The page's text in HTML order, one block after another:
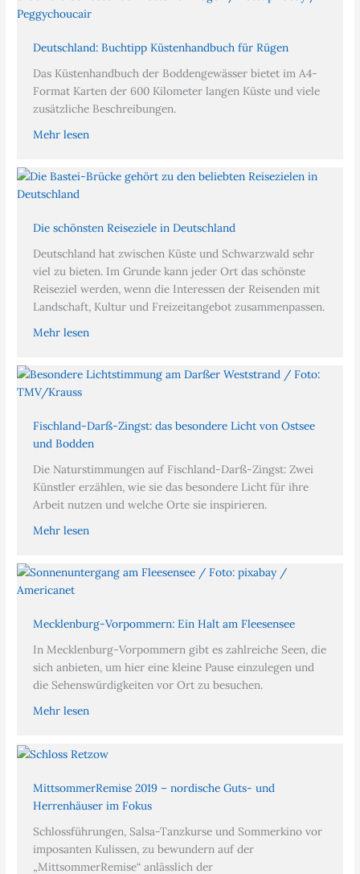
Deutschland: Buchtipp Küstenhandbuch für Rügen
Das Küstenhandbuch der Boddengewässer bietet im A4-
Format Karten der 600 Kilometer langen Küste und viele
zusätzliche Beschreibungen.
Mehr lesen
Die schönsten Reiseziele in Deutschland
Deutschland hat zwischen Küste und Schwarzwald sehr
viel zu bieten. Im Grunde kann jeder Ort das schönste
Reiseziel werden, wenn die Interessen der Reisenden mit
Landschaft, Kultur und Freizeitangebot zusammenpassen.
Mehr lesen
Fischland-Darß-Zingst: das besondere Licht von Ostsee
und Bodden
Die Naturstimmungen auf Fischland-Darß-Zingst: Zwei
Künstler erzählen, wie sie das besondere Licht für ihre
Arbeit nutzen und welche Orte sie inspirieren.
Mehr lesen
Mecklenburg-Vorpommern: Ein Halt am Fleesensee
In Mecklenburg-Vorpommern gibt es zahlreiche Seen, die
sich anbieten, um hier eine kleine Pause einzulegen und
die Sehenswürdigkeiten vor Ort zu besuchen.
Mehr lesen
MittsommerRemise 2019 – nordische Guts- und
Herrenhäuser im Fokus
Schlossführungen, Salsa-Tanzkurse und Sommerkino vor
imposanten Kulissen, zu bewundern auf der
„MittsommerRemise“ anlässlich der